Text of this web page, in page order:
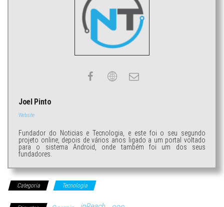
Joel Pinto
Website
Fundador do Noticias e Tecnologia, e este foi o seu segundo
projeto online, depois de vários anos ligado a um portal voltado
para o sistema Android, onde também foi um dos seus
fundadores.
Categoria Tecnologia